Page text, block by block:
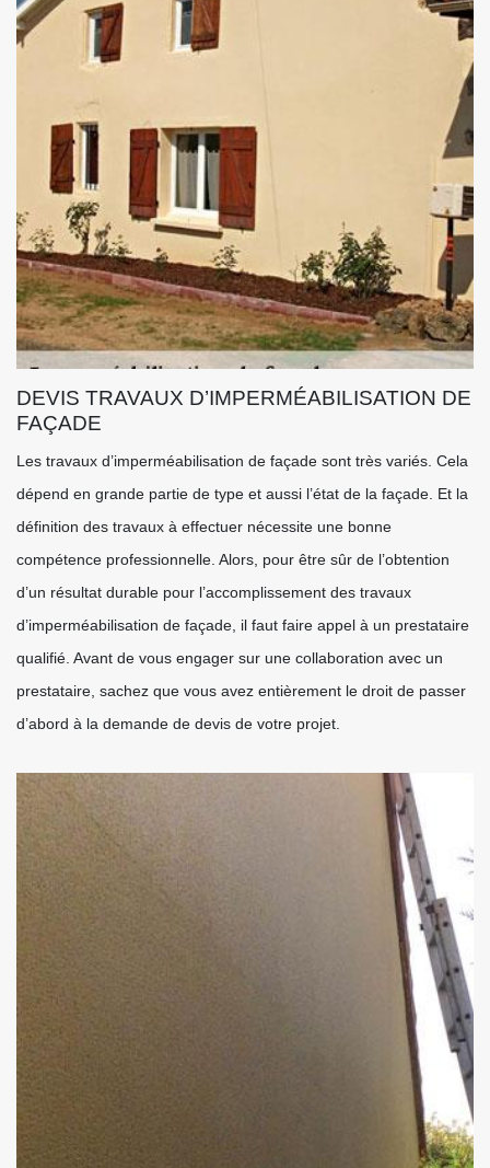
DEVIS TRAVAUX D’IMPERMÉABILISATION DE
FAÇADE
Les travaux d’imperméabilisation de façade sont très variés. Cela
dépend en grande partie de type et aussi l’état de la façade. Et la
définition des travaux à effectuer nécessite une bonne
compétence professionnelle. Alors, pour être sûr de l’obtention
d’un résultat durable pour l’accomplissement des travaux
d’imperméabilisation de façade, il faut faire appel à un prestataire
qualifié. Avant de vous engager sur une collaboration avec un
prestataire, sachez que vous avez entièrement le droit de passer
d’abord à la demande de devis de votre projet.